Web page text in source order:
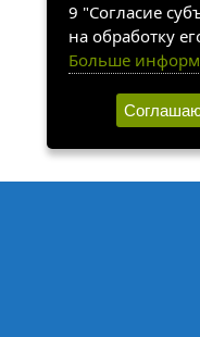
9 "Согласие
на обработку
Больше